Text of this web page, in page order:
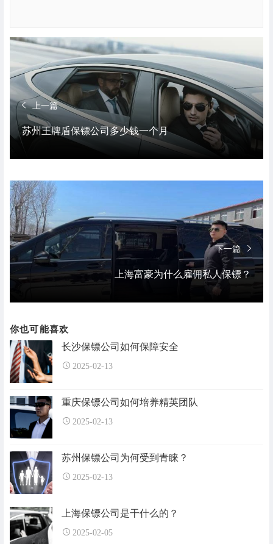
上一篇
苏州王牌盾保镖公司多少钱一个月
下一篇
上海富豪为什么雇佣私人保镖？
你也可能喜欢
长沙保镖公司如何保障安全
2025-02-13
重庆保镖公司如何培养精英团队
2025-02-13
苏州保镖公司为何受到青睐？
2025-02-13
上海保镖公司是干什么的？
2025-02-05